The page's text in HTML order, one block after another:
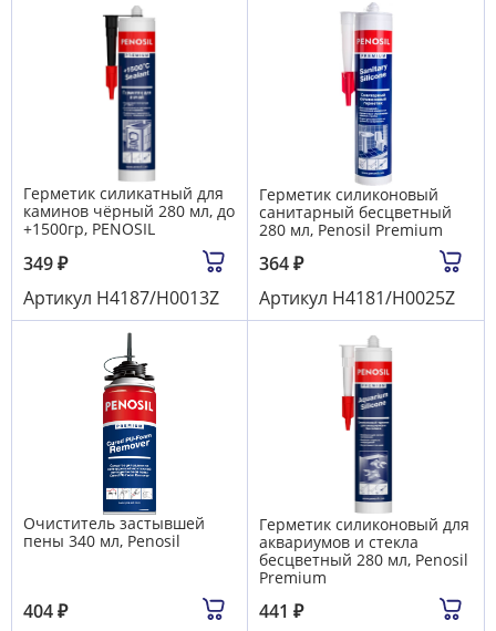
Герметик силикатный для
каминов чёрный 280 мл, до
+1500гр, PENOSIL
349₽
Артикул Н4187/Н0013Z
Герметик силиконовый
санитарный бесцветный
280 мл, Penosil Premium
364₽
Артикул Н4181/H0025Z
Очиститель застывшей
пены 340 мл, Penosil
404₽
Герметик силиконовый для
аквариумов и стекла
бесцветный 280 мл, Penosil
Premium
441 ₽